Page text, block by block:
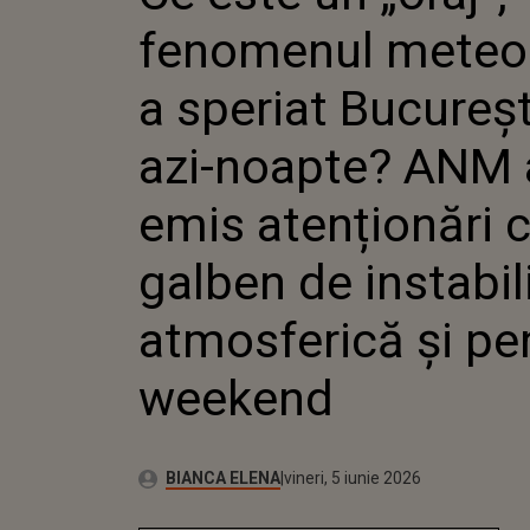
NOAPTE?
WEEKEND
fenomenul
a speriat
azi-noapte? ANM
emis atenționări
galben de
atmosferică și
weekend
Autor:BIANCA ELENAPublicat:
vineri, 5 iunie 2026
Actualizat:
vineri, 5 iunie 2026